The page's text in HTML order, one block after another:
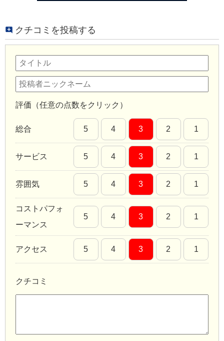
クチコミを投稿する
評価（任意の点数をクリック）
総合 5 4 3 2 1
サービス 5 4 3 2 1
雰囲気 5 4 3 2 1
コストパフォ
ーマンス
5 4 3 2 1
アクセス 5 4 3 2 1
クチコミ